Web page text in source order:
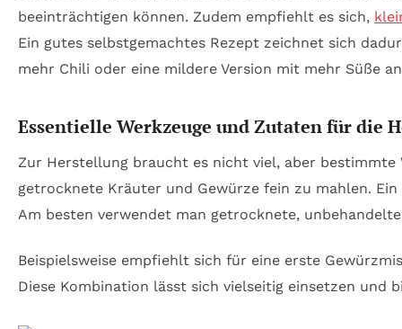
beeinträchtigen können. Zudem empfiehlt es sich,
Ein gutes selbstgemachtes Rezept zeichnet sich
mehr Chili oder eine mildere Version mit mehr Süße
Essentielle Werkzeuge und Zutaten für die
Zur Herstellung braucht es nicht viel, aber
getrocknete Kräuter und Gewürze fein zu mahlen.
Am besten verwendet man getrocknete,
Beispielsweise empfiehlt sich für eine erste
Diese Kombination lässt sich vielseitig einsetzen und